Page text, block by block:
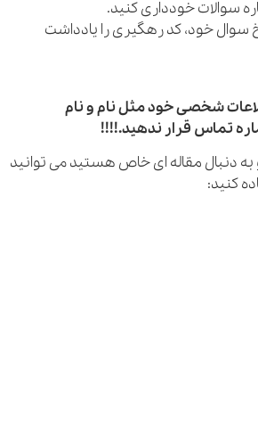
خود، کد رهگیری را یادداشت
شخصی خود مثل نام و نام
قرار ندهید.!!!!
مقاله ای خاص هستید می توانید